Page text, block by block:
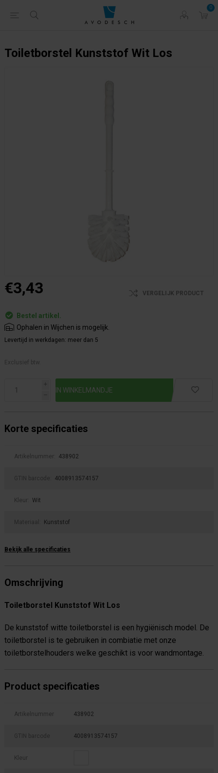
0
Toiletborstel Kunststof Wit Los
€3,43 VERGELIJK PRODUCT
Bestel artikel.
Ophalen in Wijchen is mogelijk.
Levertijd in werkdagen: meer dan 5
Exclusief btw.
i
h
Korte specificaties
Artikelnummer: 438902
GTIN barcode: 4008913574157
Kleur: Wit
Materiaal: Kunststof
Bekijk alle specificaties
Omschrijving
Toiletborstel Kunststof Wit Los
De kunststof witte toiletborstel is een hygiënisch model. De
toiletborstel is te gebruiken in combiatie met onze
toiletborstelhouders welke geschikt is voor wandmontage.
Product specificaties
Artikelnummer 438902
GTIN barcode 4008913574157
Kleur